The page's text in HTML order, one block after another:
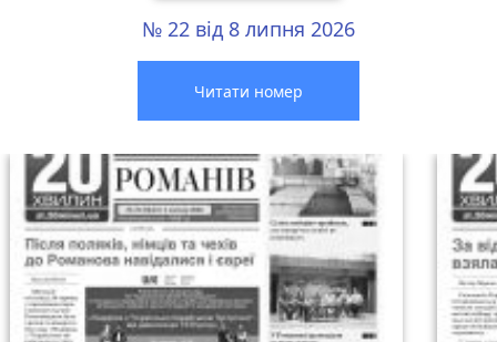
№ 22 від 8 липня 2026
Читати номер